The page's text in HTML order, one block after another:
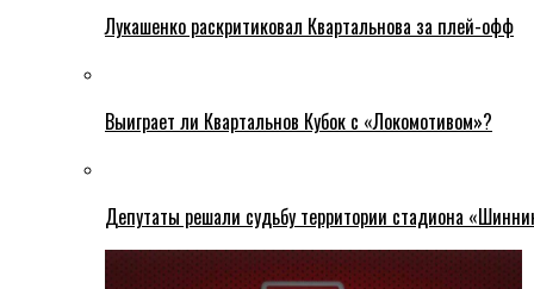
Лукашенко раскритиковал Квартальнова за плей-офф
Выиграет ли Квартальнов Кубок с «Локомотивом»?
Депутаты решали судьбу территории стадиона